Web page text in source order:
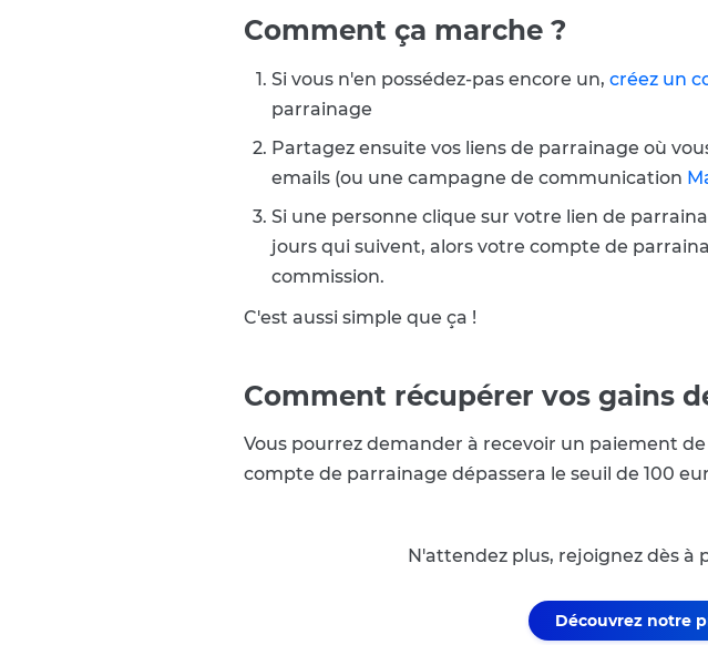
Comment ça marche ?
Si vous n'en possédez-pas encore un, créez un
parrainage
Partagez ensuite vos liens de parrainage où
emails (ou une campagne de communication
Si une personne clique sur votre lien de
jours qui suivent, alors votre compte de
commission.
C'est aussi simple que ça !
Comment récupérer vos gains
Vous pourrez demander à recevoir un paiement
compte de parrainage dépassera le seuil de 100
N'attendez plus, rejoignez dès
Découvrez notre